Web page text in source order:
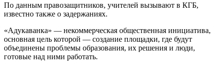
По данным правозащитников, учителей вызывают в КГБ,
известно также о задержаниях.
«Адукаванка» — некоммерческая общественная инициатива,
основная цель которой — создание площадки, где будут
объединены проблемы образования, их решения и люди,
готовые над ними работать.